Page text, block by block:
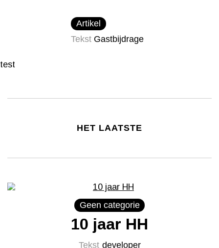
Artikel
Tekst Gastbijdrage
test
HET LAATSTE
Geen categorie
10 jaar HH
Tekst developer